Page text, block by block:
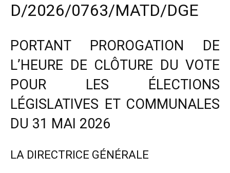
D/2026/0763/MATD/DGE
PORTANT PROROGATION DE
L’HEURE DE CLÔTURE DU VOTE
POUR LES ÉLECTIONS
LÉGISLATIVES ET COMMUNALES
DU 31 MAI 2026
LA DIRECTRICE GÉNÉRALE